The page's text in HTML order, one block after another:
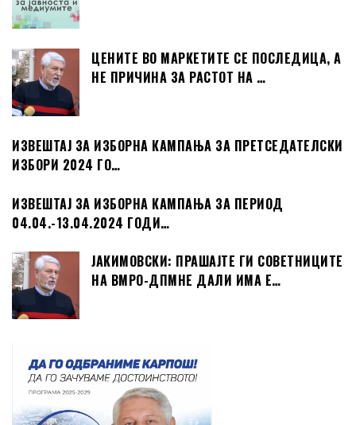
ЦЕНИТЕ ВО МАРКЕТИТЕ СЕ ПОСЛЕДИЦА, А
НЕ ПРИЧИНА ЗА РАСТОТ НА …
ИЗВЕШТАЈ ЗА ИЗБОРНА КАМПАЊА ЗА ПРЕТСЕДАТЕЛСКИ
ИЗБОРИ 2024 ГО…
ИЗВЕШТАЈ ЗА ИЗБОРНА КАМПАЊА ЗА ПЕРИОД
04.04.-13.04.2024 ГОДИ…
ЈАКИМОВСКИ: ПРАШАЈТЕ ГИ СОВЕТНИЦИТЕ
НА ВМРО-ДПМНЕ ДАЛИ ИМА Е…